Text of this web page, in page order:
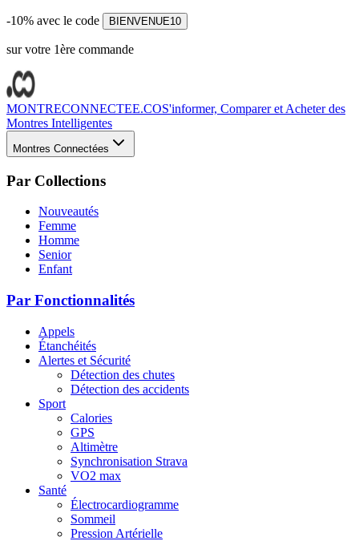
-10% avec le code BIENVENUE10
sur votre 1ère commande
MONTRECONNECTEE.COS'informer, Comparer et Acheter des
Montres Intelligentes
Montres Connectées
Par Collections
Nouveautés
Femme
Homme
Senior
Enfant
Par Fonctionnalités
Appels
Étanchéités
Alertes et Sécurité
Détection des chutes
Détection des accidents
Sport
Calories
GPS
Altimètre
Synchronisation Strava
VO2 max
Santé
Électrocardiogramme
Sommeil
Pression Artérielle